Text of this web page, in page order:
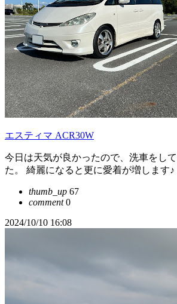
エスティマ ACR30W
今日は天気が良かったので、洗車をし
た。 綺麗になると更に愛着が増します♪
thumb_up 67
comment0
2024/10/10 16:08